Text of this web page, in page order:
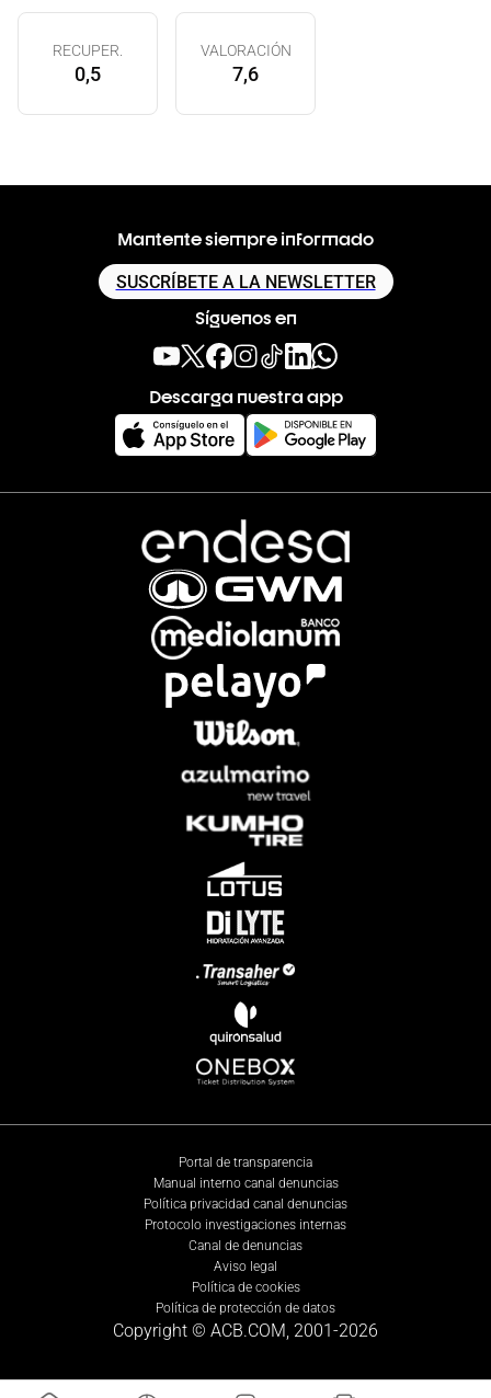
RECUPER.
0,5
VALORACIÓN
7,6
Mantente siempre informado
SUSCRÍBETE A LA NEWSLETTER
Síguenos en
Descarga nuestra app
Portal de transparencia
Manual interno canal denuncias
Política privacidad canal denuncias
Protocolo investigaciones internas
Canal de denuncias
Aviso legal
Política de cookies
Política de protección de datos
Copyright © ACB.COM, 2001-2026